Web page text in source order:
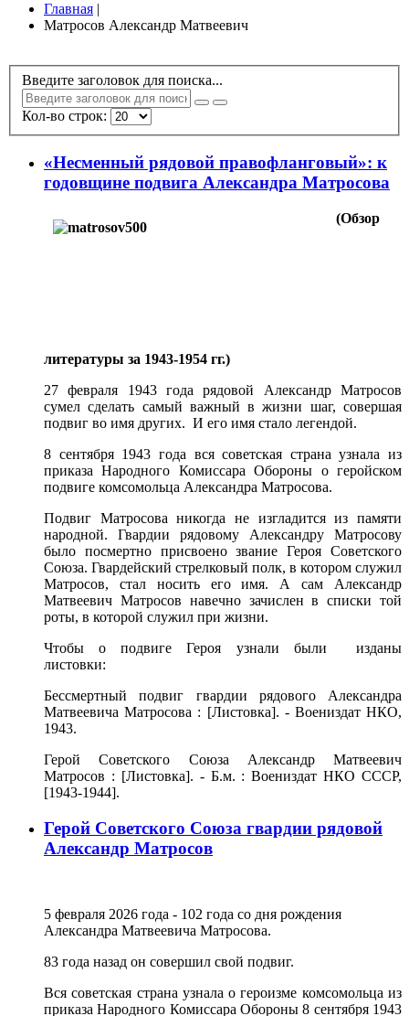
Главная |
Матросов Александр Матвеевич
Введите заголовок для поиска...
Кол-во строк:
«Несменный рядовой правофланговый»: к
годовщине подвига Александра Матросова
(Обзор
литературы за 1943-1954 гг.)
27 февраля 1943 года рядовой Александр Матросов
сумел сделать самый важный в жизни шаг, совершая
подвиг во имя других. И его имя стало легендой.
8 сентября 1943 года вся советская страна узнала из
приказа Народного Комиссара Обороны о геройском
подвиге комсомольца Александра Матросова.
Подвиг Матросова никогда не изгладится из памяти
народной. Гвардии рядовому Александру Матросову
было посмертно присвоено звание Героя Советского
Союза. Гвардейский стрелковый полк, в котором служил
Матросов, стал носить его имя. А сам Александр
Матвеевич Матросов навечно зачислен в списки той
роты, в которой служил при жизни.
Чтобы о подвиге Героя узнали были изданы
листовки:
Бессмертный подвиг гвардии рядового Александра
Матвеевича Матросова : [Листовка]. - Воениздат НКО,
1943.
Герой Советского Союза Александр Матвеевич
Матросов : [Листовка]. - Б.м. : Воениздат НКО СССР,
[1943-1944].
Герой Советского Союза гвардии рядовой
Александр Матросов
5 февраля 2026 года - 102 года со дня рождения
Александра Матвеевича Матросова.
83 года назад он совершил свой подвиг.
Вся советская страна узнала о героизме комсомольца из
приказа Народного Комиссара Обороны 8 сентября 1943